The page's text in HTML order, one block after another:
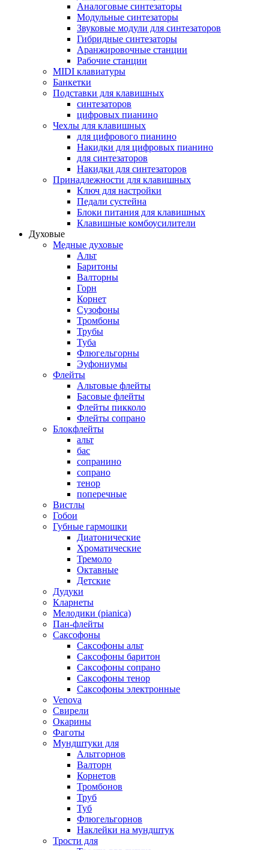
Аналоговые синтезаторы
Модульные синтезаторы
Звуковые модули для синтезаторов
Гибридные синтезаторы
Аранжировочные станции
Рабочие станции
MIDI клавиатуры
Банкетки
Подставки для клавишных
синтезаторов
цифровых пианино
Чехлы для клавишных
для цифрового пианино
Накидки для цифровых пианино
для синтезаторов
Накидки для синтезаторов
Принадлежности для клавишных
Ключ для настройки
Педали сустейна
Блоки питания для клавишных
Клавишные комбоусилители
Духовые
Медные духовые
Альт
Баритоны
Валторны
Горн
Корнет
Сузофоны
Тромбоны
Трубы
Туба
Флюгельгорны
Эуфониумы
Флейты
Альтовые флейты
Басовые флейты
Флейты пикколо
Флейты сопрано
Блокфлейты
альт
бас
сопранино
сопрано
тенор
поперечные
Вистлы
Гобои
Губные гармошки
Диатонические
Хроматические
Тремоло
Октавные
Детские
Дудуки
Кларнеты
Мелодики (pianica)
Пан-флейты
Саксофоны
Саксофоны альт
Саксофоны баритон
Саксофоны сопрано
Саксофоны тенор
Саксофоны электронные
Venova
Свирели
Окарины
Фаготы
Мундштуки для
Альтгорнов
Валторн
Корнетов
Тромбонов
Труб
Туб
Флюгельгорнов
Наклейки на мундштук
Трости для